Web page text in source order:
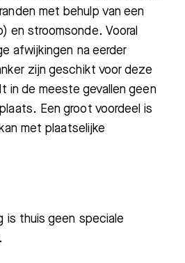
met behulp van een
en stroomsonde. Vooral
afwijkingen na eerder
zijn geschikt voor deze
in de meeste gevallen geen
Een groot voordeel is
met plaatselijke
is thuis geen speciale